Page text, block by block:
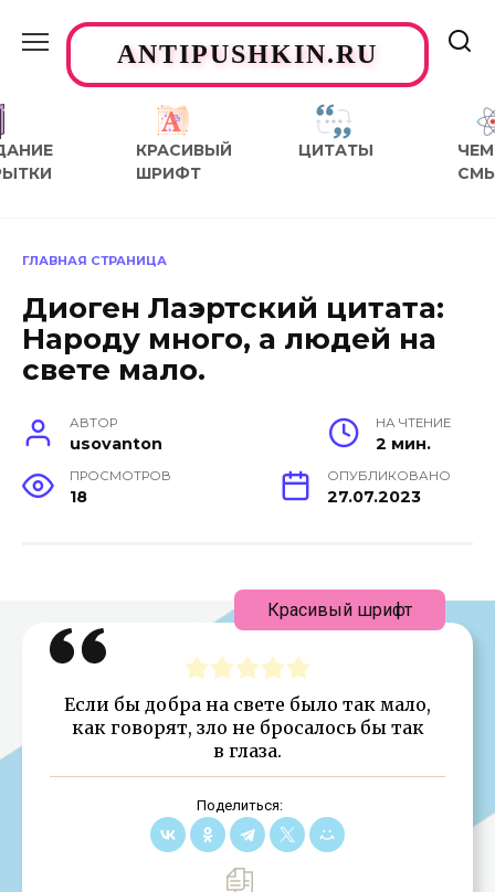
содержаниюANTIPUSHKIN.RU
КРАСИВЫЙ
ШРИФТ
ЦИТАТЫ
ЧЕМ
ГЛАВНАЯ СТРАНИЦА
Диоген Лаэртский цитата:
Народу много, а людей на
свете мало.
АВТОР
usovanton
НА ЧТЕНИЕ
2 мин.
ПРОСМОТРОВ
18
ОПУБЛИКОВАНО
27.07.2023
Если бы добра на свете было так мало,
как говорят, зло не бросалось бы так
в глаза.
Поделиться:
Красивый шрифт